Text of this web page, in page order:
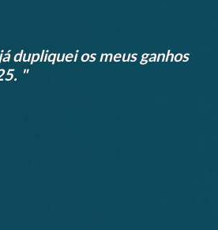
dupliquei os meus ganhos
"